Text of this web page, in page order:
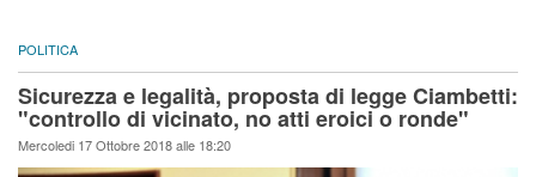
POLITICA
Sicurezza e legalità, proposta di legge Ciambetti:
"controllo di vicinato, no atti eroici o ronde"
Mercoledi 17 Ottobre 2018 alle 18:20